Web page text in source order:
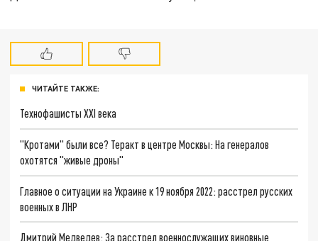
ЧИТАЙТЕ ТАКЖЕ:
Технофашисты XXI века
"Кротами" были все? Теракт в центре Москвы: На генералов
охотятся "живые дроны"
Главное о ситуации на Украине к 19 ноября 2022: расстрел русских
военных в ЛНР
Дмитрий Медведев: За расстрел военнослужащих виновные